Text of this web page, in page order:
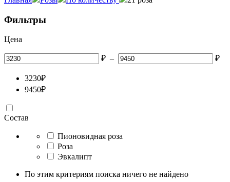
Фильтры
Цена
₽ – ₽
3230₽
9450₽
Состав
Пионовидная роза
Роза
Эвкалипт
По этим критериям поиска ничего не найдено